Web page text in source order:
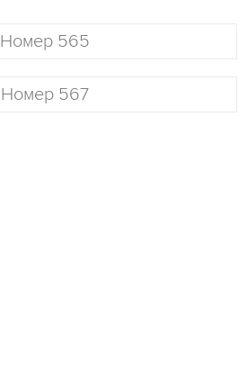
Номер 565
Номер 567